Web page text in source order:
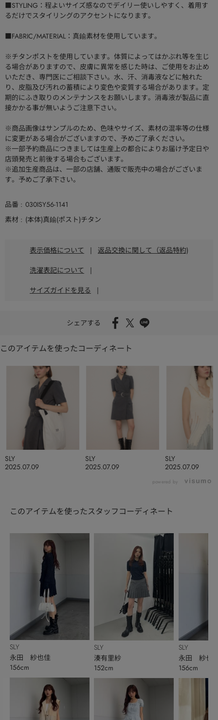
■STYLING：程よいサイズ感なのでデイリー使いしやすく、着用す
るだけでスタイリングのアクセントになります。
■FABRIC/MATERIAL：真鍮素材を使用しています。
※チタンポストを使用しています。体質によってはかぶれ等を生じ
る場合がありますので、皮膚に異常を感じた時は、ご使用をお止め
いただき、専門医にご相談下さい。水、汗、消毒液などに触れた
り、皮脂及び汚れの蓄積により変色や変質する場合があります。定
期的にふき取りのメンテナンスをお願いします。消毒液が製品に直
接かかる事が無いようご注意下さい。
※商品画像はサンプルのため、色味やサイズ、素材の混率等の仕様
に変更がある場合がございますので、予めご了承ください。
※一部予約商品につきましては生産上の都合によりお届け予定日や
店頭発売と前後する場合もございます。
※追加生産商品は、一部の店舗、通販で販売中の場合がございま
す。予めご了承下さい。
品番
030ISY56-1141
素材
(本体)真鍮(ポスト)チタン
表示価格について | 返品交換に関して（返品特約)
洗濯表記について |
サイズガイドを見る |
シェアする
このアイテムを使ったコーディネート
2025.07.09
SLY
2025.07.09
SLY
2025.07.09
SLY
powered by
このアイテムを使ったスタッフコーディネート
SLY
永田 紗也佳
156cm
SLY
湊有里紗
152cm
SLY
永田 紗也
156cm